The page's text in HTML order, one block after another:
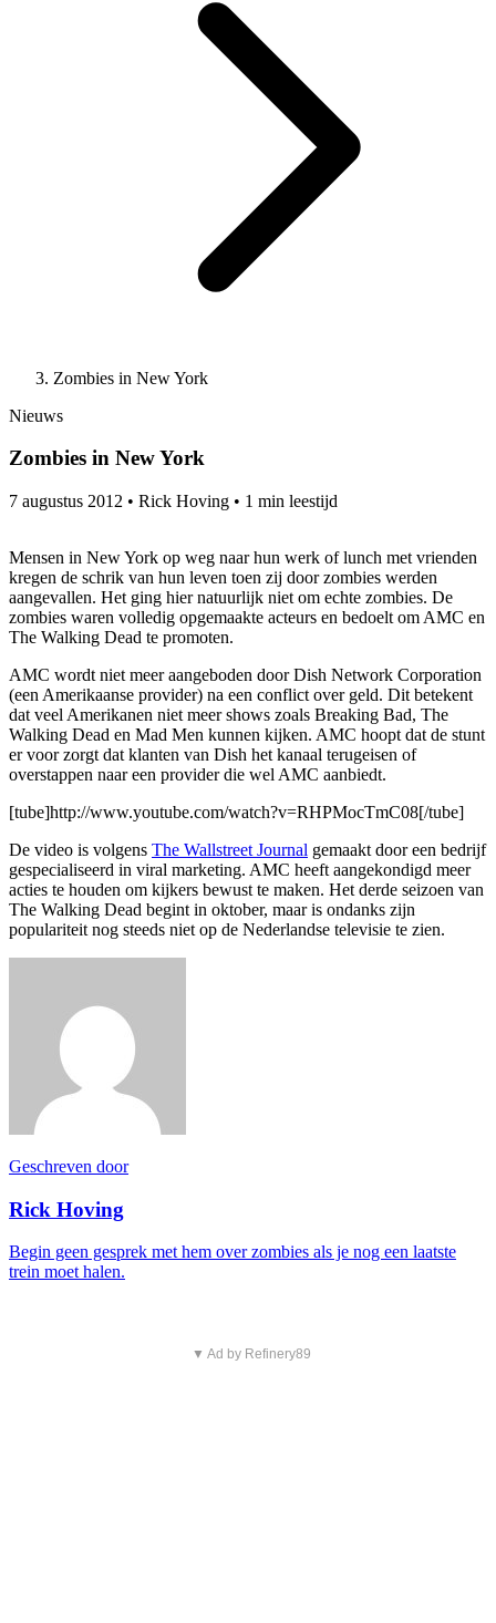
Zombies in New York
Nieuws
Zombies in New York
7 augustus 2012 • Rick Hoving • 1 min leestijd
Mensen in New York op weg naar hun werk of lunch met vrienden
kregen de schrik van hun leven toen zij door zombies werden
aangevallen. Het ging hier natuurlijk niet om echte zombies. De
zombies waren volledig opgemaakte acteurs en bedoelt om AMC en
The Walking Dead te promoten.
AMC wordt niet meer aangeboden door Dish Network Corporation
(een Amerikaanse provider) na een conflict over geld. Dit betekent
dat veel Amerikanen niet meer shows zoals Breaking Bad, The
Walking Dead en Mad Men kunnen kijken. AMC hoopt dat de stunt
er voor zorgt dat klanten van Dish het kanaal terugeisen of
overstappen naar een provider die wel AMC aanbiedt.
[tube]http://www.youtube.com/watch?v=RHPMocTmC08[/tube]
De video is volgens The Wallstreet Journal gemaakt door een bedrijf
gespecialiseerd in viral marketing. AMC heeft aangekondigd meer
acties te houden om kijkers bewust te maken. Het derde seizoen van
The Walking Dead begint in oktober, maar is ondanks zijn
populariteit nog steeds niet op de Nederlandse televisie te zien.
Geschreven door
Rick Hoving
Begin geen gesprek met hem over zombies als je nog een laatste
trein moet halen.
▼ Ad by Refinery89